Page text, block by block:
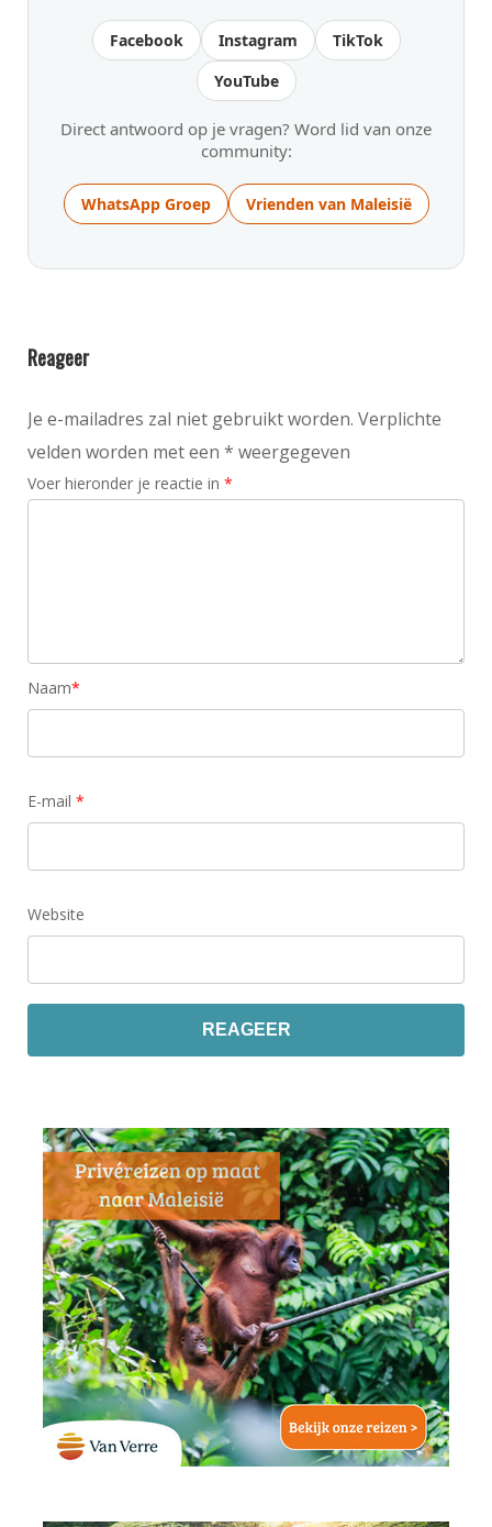
Facebook Instagram
TikTok
YouTube
Direct antwoord op je vragen? Word lid van onze
community:
WhatsApp Groep Vrienden van Maleisië
Reageer
Je e-mailadres zal niet gebruikt worden. Verplichte
velden worden met een * weergegeven
Voer hieronder je reactie in *
Naam*
E-mail *
Website